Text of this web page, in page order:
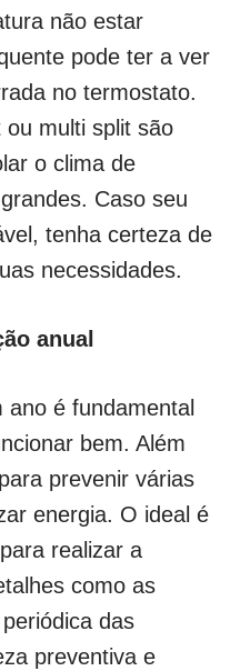
não estar
pode ter a ver
no termostato.
ou multi split são
o clima de
Caso seu
tenha certeza de
necessidades.
anual
é fundamental
bem. Além
prevenir várias
energia. O ideal é
realizar a
como as
das
preventiva e